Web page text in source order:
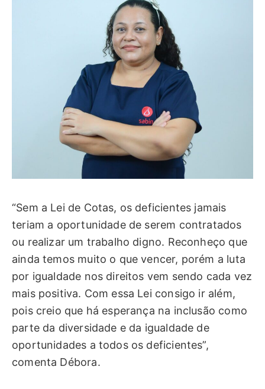
“Sem a Lei de Cotas, os deficientes jamais
teriam a oportunidade de serem contratados
ou realizar um trabalho digno. Reconheço que
ainda temos muito o que vencer, porém a luta
por igualdade nos direitos vem sendo cada vez
mais positiva. Com essa Lei consigo ir além,
pois creio que há esperança na inclusão como
parte da diversidade e da igualdade de
oportunidades a todos os deficientes”,
comenta Débora.